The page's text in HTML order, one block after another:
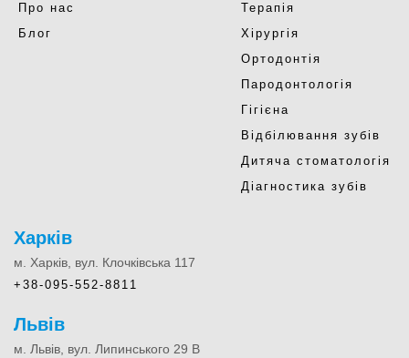
Про нас
Блог
Терапія
Хірургія
Ортодонтія
Пародонтологія
Гігієна
Відбілювання зубів
Дитяча стоматологія
Діагностика зубів
Харків
м. Харків, вул. Клочківська 117
+38-095-552-8811
Львів
м. Львів, вул. Липинського 29 В